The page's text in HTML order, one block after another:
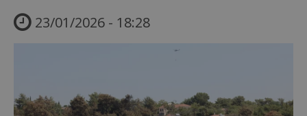
23/01/2026 - 18:28